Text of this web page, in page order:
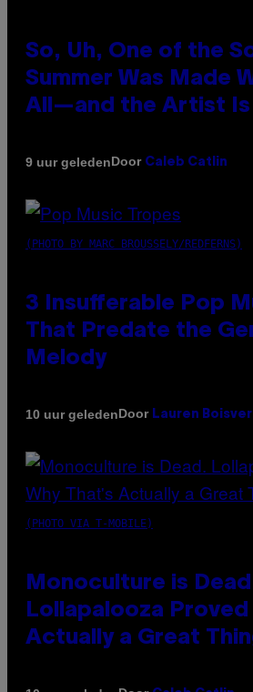
So, Uh, One of the
Summer Was Made
All—and the Artist Is
9 uur geledenDoor Caleb Catlin
(PHOTO BY MARC BROUSSELY/REDFERNS)
3 Insufferable Pop
That Predate the
Melody
10 uur geledenDoor Lauren
(PHOTO VIA T-MOBILE)
Monoculture is
Lollapalooza Proved
Actually a Great